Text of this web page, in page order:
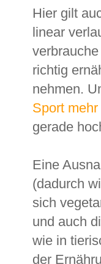
Hier gilt
linear
richtig
nehmen.
Sport
gerade
Eine
(dadurch
sich
und auch
wie in
der